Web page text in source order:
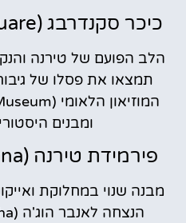
כיכר סקנדרבג (Skanderbeg Square)
הלב הפועם של טירנה
תמצאו את פסלו של
ומבנים
פירמידת טירנה (Pyramid of Tirana)